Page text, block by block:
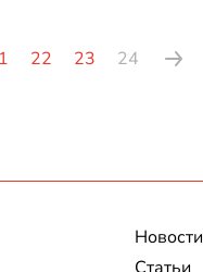
22 23 24
Новости